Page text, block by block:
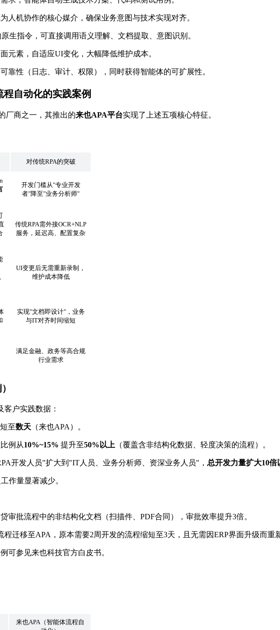
人机协作的核心媒介，确保业务意图与技术实现对齐。
生指令，可直接调用语义理解、文档提取、意图识别。
元素，自适应UI变化，大幅降低维护成本。
可靠性（日志、审计、权限），同时获得智能体的可扩展性。
自动化的实践案例
厂商之一，其推出的来也APA平台实现了上述五项核心特征。
对传统RPA的突破
开发门槛从"专业开发
者"降至"业务分析师"
传统RPA需外接OCR+NLP
服务，延迟高、配置复杂
UI变更后无需重新录制，
维护成本降低
实现"文档即设计"，业务
与IT对齐时间缩短
满足金融、政务等高合规
行业需求
户实践数据：
至数天 （来也APA）。
例从10%~15% 提升至50%以上 （覆盖含非结构化数据、轻度决策的流程）。
开发人员"扩大到"IT人员、业务分析师、资深业务人员"， 总开发力量扩大10倍
作量显著减少。
审批流程中的非结构化文档（扫描件、PDF合同），审批效率提升3倍。
程迁移至APA，原本需要2周开发的流程缩短至3天，且无需因ERP界面升级而重
可参见来也科技官方白皮书。
来也APA（智能体流程自